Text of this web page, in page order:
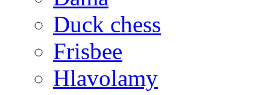
Duck chess
Frisbee
Hlavolamy